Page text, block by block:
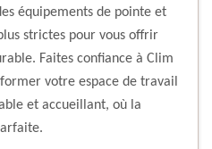
équipements de pointe et
strictes pour vous offrir
Faites confiance à Clim
votre espace de travail
et accueillant, où la